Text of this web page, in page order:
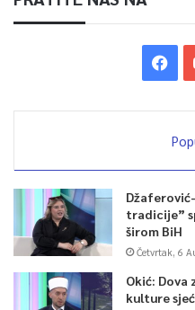
tradicije”
širom BiH
Četvrtak, 6
Okić: Dova
kulture